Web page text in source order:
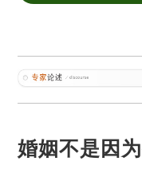
婚姻不是因